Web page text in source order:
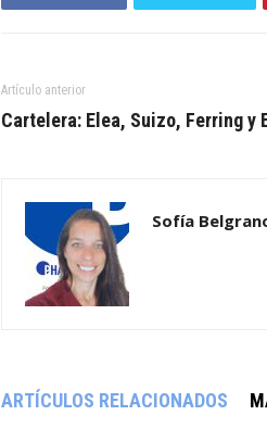
Artículo anterior
Cartelera: Elea, Suizo, Ferring y
Sofía
ARTÍCULOS RELACIONADOS